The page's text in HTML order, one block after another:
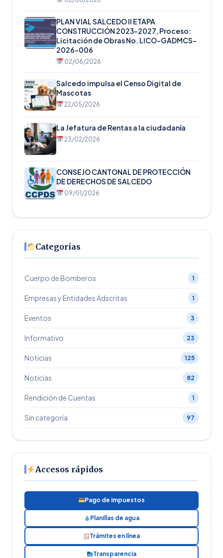
PLAN VIAL SALCEDO II ETAPA
CONSTRUCCIÓN 2023-2027, Proceso:
Licitación de Obras No. LICO-GADMCS-
2026-006
02/06/2026
Salcedo impulsa el Censo Digital de
Mascotas
22/05/2026
La Jefatura de Rentas a la ciudadanía
23/02/2026
CONSEJO CANTONAL DE PROTECCIÓN
DE DERECHOS DE SALCEDO
09/01/2026
Categorías
Cuerpo de Bomberos 1
Empresas y Entidades Adscritas 1
Eventos 3
Informativo 23
Noticias 125
Noticias 82
Rendición de Cuentas 1
Sin categoría 97
Accesos rápidos
Pago de impuestos
Planillas de agua
Trámites en línea
Transparencia